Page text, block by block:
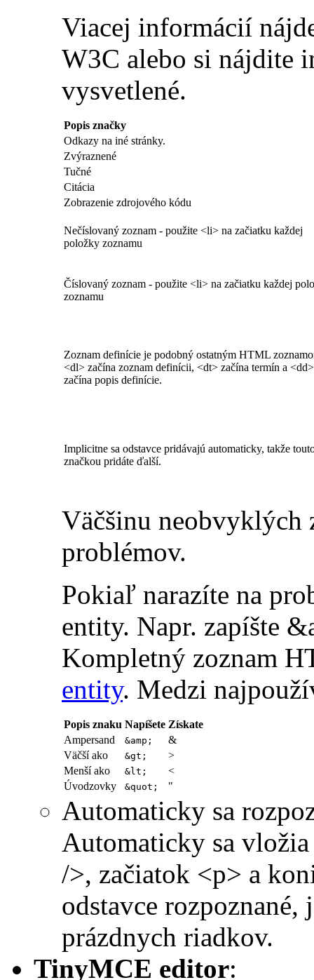
Viacej informácií
W3C alebo si nájdite
vysvetlené.
Popis značky
Odkazy na iné stránky.
Zvýraznené
Tučné
Citácia
Zobrazenie zdrojového kódu
Nečíslovaný zoznam - použite <li> na začiatku každej
položky zoznamu
Číslovaný zoznam - použite <li> na začiatku každej
zoznamu
Zoznam definície je podobný ostatným HTML
<dl> začína zoznam definícii, <dt> začína termín a <dd>
začína popis definície.
Implicitne sa odstavce pridávajú automaticky, takže
značkou pridáte ďalší.
Väčšinu neobvyklých
problémov.
Pokiaľ narazíte na
entity. Napr. zapíšte
Kompletný zoznam
entity. Medzi
Popis znaku Napíšete Získate
Ampersand
&amp;
&
Väčší ako
&gt;
>
Menší ako
&lt;
<
Úvodzovky
&quot; "
Automaticky sa
Automaticky sa
/>, začiatok <p> a
odstavce
prázdnych riadkov.
TinyMCE editor: